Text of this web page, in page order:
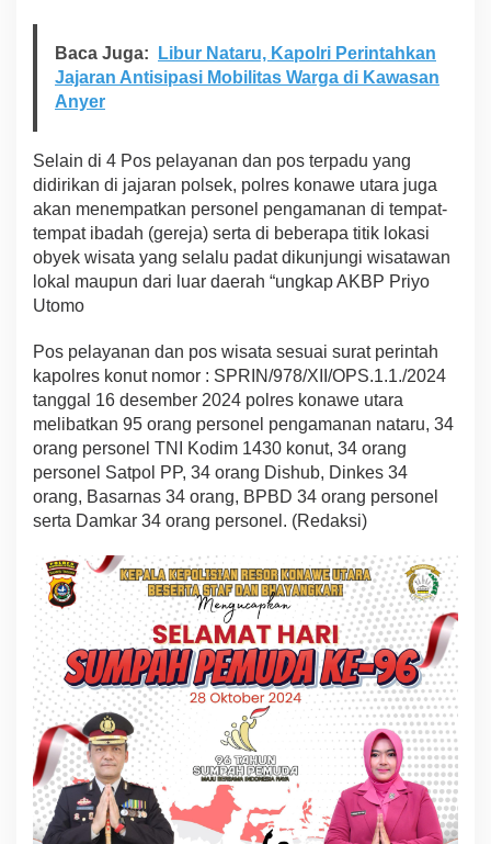
Baca Juga:
Libur Nataru, Kapolri Perintahkan
Jajaran Antisipasi Mobilitas Warga di Kawasan
Anyer
Selain di 4 Pos pelayanan dan pos terpadu yang
didirikan di jajaran polsek, polres konawe utara juga
akan menempatkan personel pengamanan di tempat-
tempat ibadah (gereja) serta di beberapa titik lokasi
obyek wisata yang selalu padat dikunjungi wisatawan
lokal maupun dari luar daerah “ungkap AKBP Priyo
Utomo
Pos pelayanan dan pos wisata sesuai surat perintah
kapolres konut nomor : SPRIN/978/XII/OPS.1.1./2024
tanggal 16 desember 2024 polres konawe utara
melibatkan 95 orang personel pengamanan nataru, 34
orang personel TNI Kodim 1430 konut, 34 orang
personel Satpol PP, 34 orang Dishub, Dinkes 34
orang, Basarnas 34 orang, BPBD 34 orang personel
serta Damkar 34 orang personel. (Redaksi)